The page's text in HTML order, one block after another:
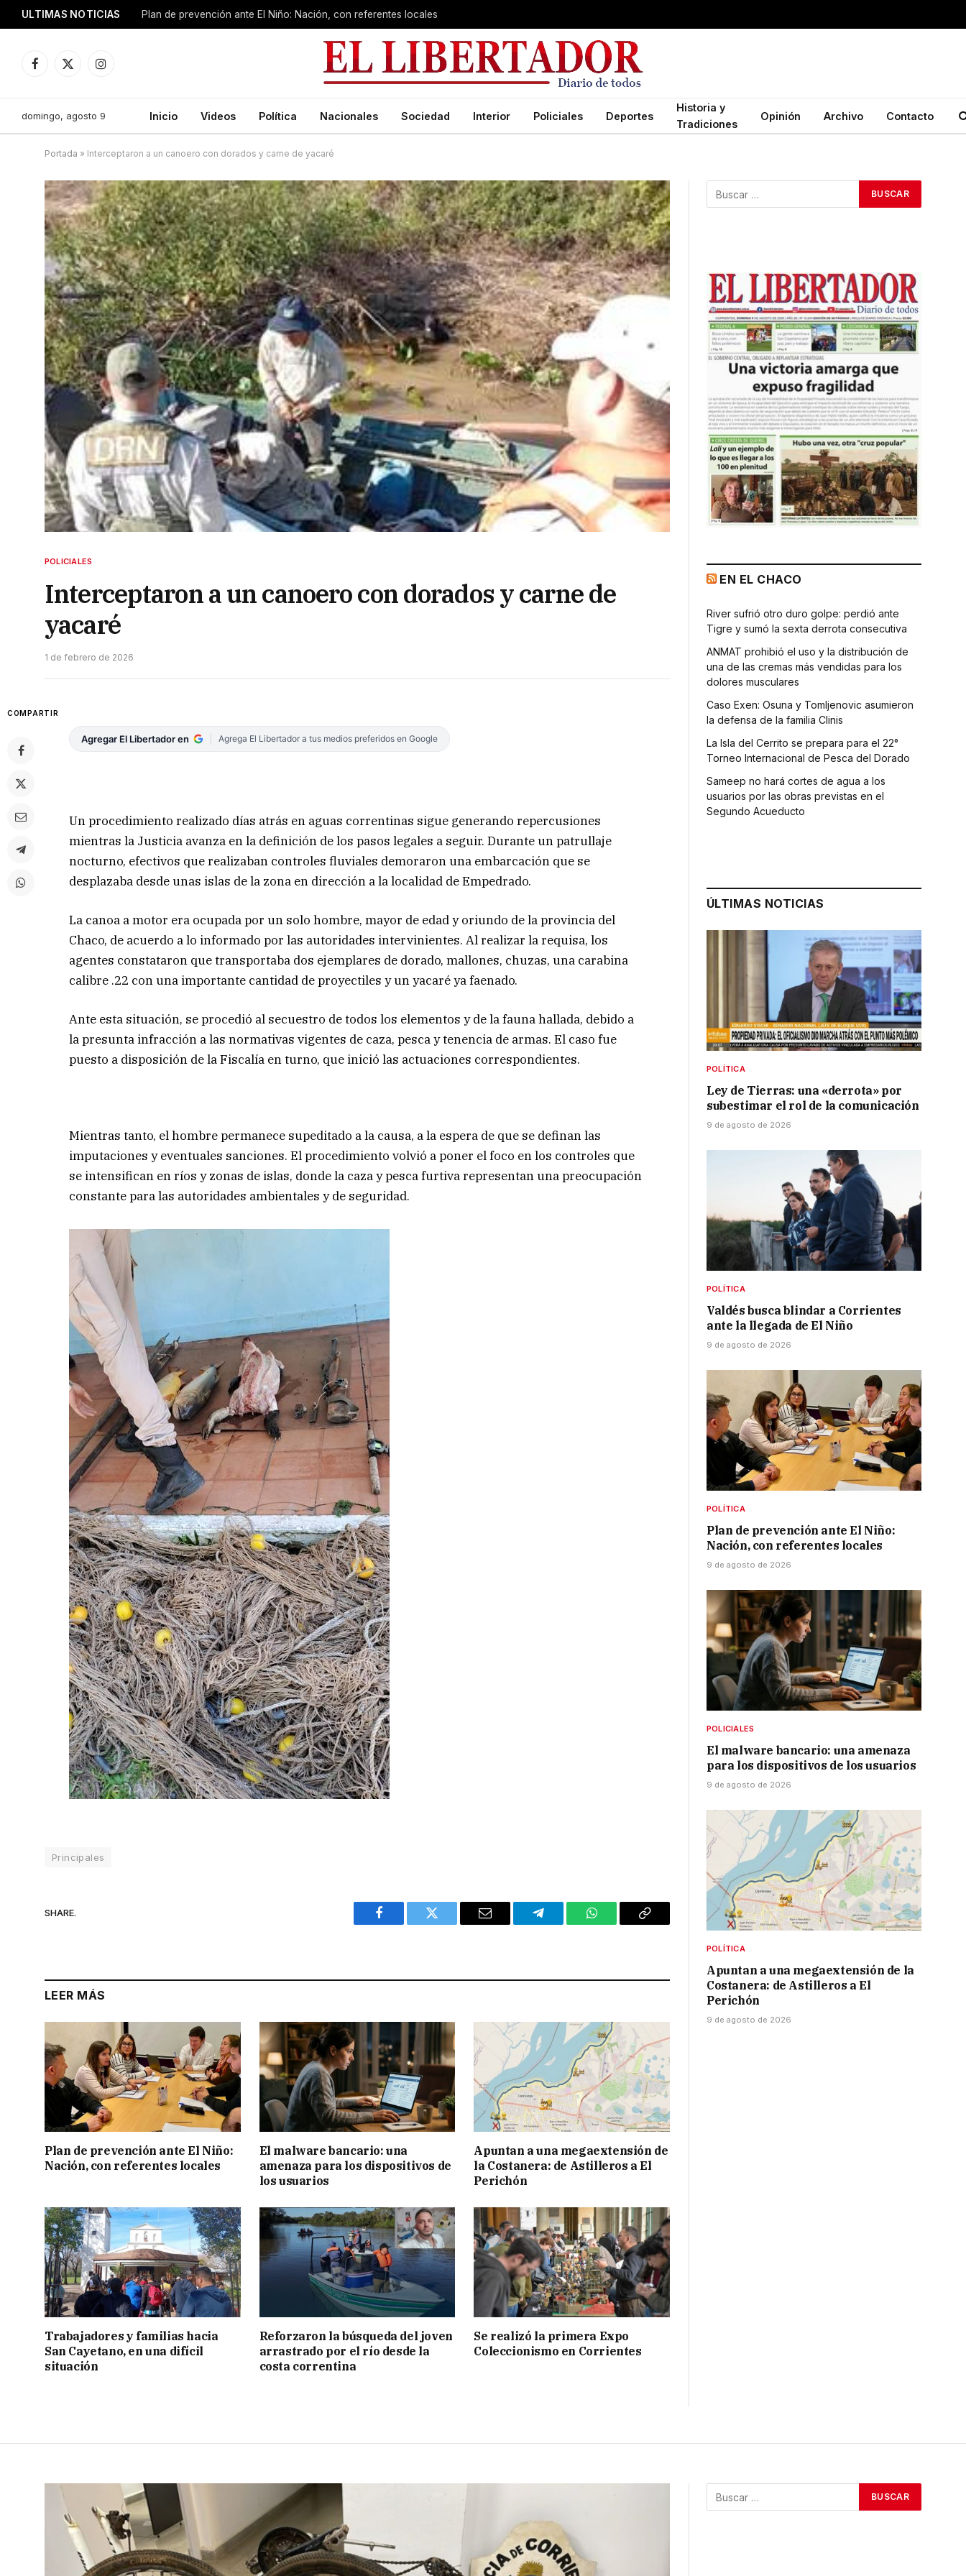
ULTIMAS NOTICIAS Plan de prevención ante El Niño: Nación, con referentes locales
Facebook
X
Instagram
domingo, agosto 9 Inicio Videos Política Nacionales Sociedad Interior Policiales Deportes
Historia y
Tradiciones
Opinión Archivo Contacto
Portada » Interceptaron a un canoero con dorados y carne de yacaré
POLICIALES
Interceptaron a un canoero con dorados y carne de
yacaré
1 de febrero de 2026
COMPARTIR
Agregar El Libertador en Agrega El Libertador a tus medios preferidos en Google
Un procedimiento realizado días atrás en aguas correntinas sigue generando repercusiones
mientras la Justicia avanza en la definición de los pasos legales a seguir. Durante un patrullaje
nocturno, efectivos que realizaban controles fluviales demoraron una embarcación que se
desplazaba desde unas islas de la zona en dirección a la localidad de Empedrado.
La canoa a motor era ocupada por un solo hombre, mayor de edad y oriundo de la provincia del
Chaco, de acuerdo a lo informado por las autoridades intervinientes. Al realizar la requisa, los
agentes constataron que transportaba dos ejemplares de dorado, mallones, chuzas, una carabina
calibre .22 con una importante cantidad de proyectiles y un yacaré ya faenado.
Ante esta situación, se procedió al secuestro de todos los elementos y de la fauna hallada, debido a
la presunta infracción a las normativas vigentes de caza, pesca y tenencia de armas. El caso fue
puesto a disposición de la Fiscalía en turno, que inició las actuaciones correspondientes.
Mientras tanto, el hombre permanece supeditado a la causa, a la espera de que se definan las
imputaciones y eventuales sanciones. El procedimiento volvió a poner el foco en los controles que
se intensifican en ríos y zonas de islas, donde la caza y pesca furtiva representan una preocupación
constante para las autoridades ambientales y de seguridad.
Principales
SHARE.
Facebook Twitter Email Telegram WhatsAppCopy
LEER MÁS
Plan de prevención ante El Niño:
Nación, con referentes locales
El malware bancario: una
amenaza para los dispositivos de
los usuarios
Apuntan a una megaextensión de
la Costanera: de Astilleros a El
Perichón
Trabajadores y familias hacia
San Cayetano, en una difícil
situación
Reforzaron la búsqueda del joven
arrastrado por el río desde la
costa correntina
Se realizó la primera Expo
Coleccionismo en Corrientes
EN EL CHACO
River sufrió otro duro golpe: perdió ante
Tigre y sumó la sexta derrota consecutiva
ANMAT prohibió el uso y la distribución de
una de las cremas más vendidas para los
dolores musculares
Caso Exen: Osuna y Tomljenovic asumieron
la defensa de la familia Clinis
La Isla del Cerrito se prepara para el 22°
Torneo Internacional de Pesca del Dorado
Sameep no hará cortes de agua a los
usuarios por las obras previstas en el
Segundo Acueducto
ÚLTIMAS NOTICIAS
POLÍTICA
Ley de Tierras: una «derrota» por
subestimar el rol de la comunicación
9 de agosto de 2026
POLÍTICA
Valdés busca blindar a Corrientes
ante la llegada de El Niño
9 de agosto de 2026
POLÍTICA
Plan de prevención ante El Niño:
Nación, con referentes locales
9 de agosto de 2026
POLICIALES
El malware bancario: una amenaza
para los dispositivos de los usuarios
9 de agosto de 2026
POLÍTICA
Apuntan a una megaextensión de la
Costanera: de Astilleros a El
Perichón
9 de agosto de 2026